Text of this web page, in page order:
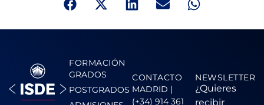
FORMACIÓN
GRADOS
POSTGRADOS
CONTACTO
MADRID |
(+34) 914 361
NEWSLETTER
¿Quieres
recibir